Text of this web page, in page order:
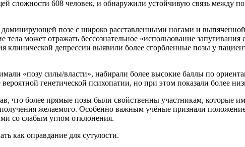
сложности 608 человек, и обнаружили устойчивую связь между
позе с широко расставленными ногами и выпяченной
может отражать бессознательное «использование
депрессии выявили более сгорбленные позы у
«позу силы/власти», набирали более высокие баллы по
генетической психопатии, но при этом показали более
что более прямые позы были свойственны участникам, которые
желаемого. Особенно важным учёные признали
со слабым углом отклонения.
как оправдание для сутулости.